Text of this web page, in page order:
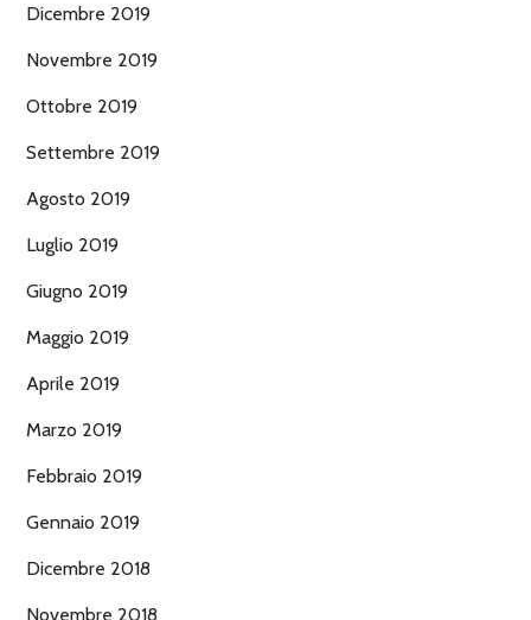
Dicembre 2019
Novembre 2019
Ottobre 2019
Settembre 2019
Agosto 2019
Luglio 2019
Giugno 2019
Maggio 2019
Aprile 2019
Marzo 2019
Febbraio 2019
Gennaio 2019
Dicembre 2018
Novembre 2018